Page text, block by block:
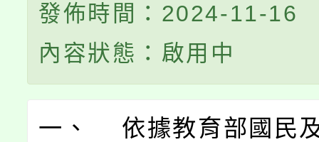
發佈時間：2024-11-16
內容狀態：啟用中
一、 依據教育部國民